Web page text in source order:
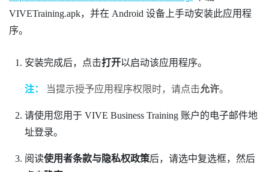
VIVETraining.apk，并在 Android 设备上手动安装此应用程
序。
安装完成后，点击打开以启动该应用程序。
注： 当提示授予应用程序权限时，请点击允许。
请使用您用于 VIVE Business Training账户的电子邮件地
址登录。
阅读使用者条款与隐私权政策后，请选中复选框，然后